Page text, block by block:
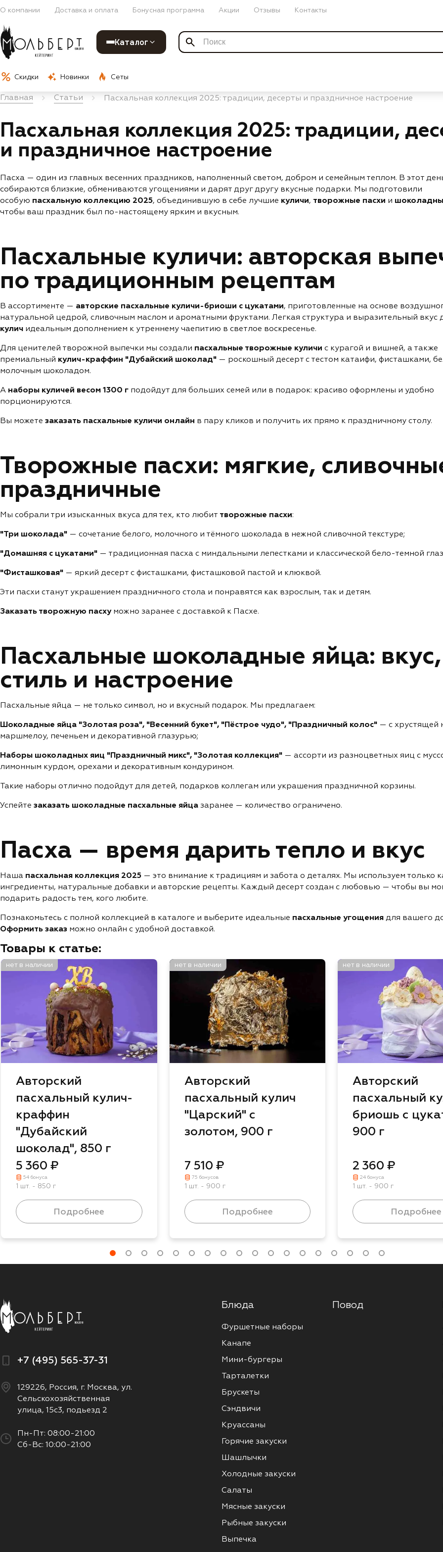
О компании Доставка и оплата Бонусная программа Акции Отзывы Контакты
Каталог
Скидки Новинки Сеты
Главная Статьи Пасхальная коллекция 2025: традиции, десерты и праздничное настроение
Пасхальная коллекция 2025: традиции,
и праздничное настроение
Пасха — один из главных весенних праздников, наполненный светом, добром и семейным теплом. В этот
собираются близкие, обмениваются угощениями и дарят друг другу вкусные подарки. Мы подготовили
особую пасхальную коллекцию 2025, объединившую в себе лучшие куличи, творожные пасхи и
чтобы ваш праздник был по-настоящему ярким и вкусным.
Пасхальные куличи: авторская
по традиционным рецептам
В ассортименте — авторские пасхальные куличи-бриоши с цукатами, приготовленные на основе
натуральной цедрой, сливочным маслом и ароматными фруктами. Легкая структура и выразительный вкус
кулич идеальным дополнением к утреннему чаепитию в светлое воскресенье.
Для ценителей творожной выпечки мы создали пасхальные творожные куличи с курагой и вишней, а также
премиальный кулич-краффин "Дубайский шоколад" — роскошный десерт с тестом катаифи, фисташками,
молочным шоколадом.
А наборы куличей весом 1300 г подойдут для больших семей или в подарок: красиво оформлены и удобно
порционируются.
Вы можете заказать пасхальные куличи онлайн в пару кликов и получить их прямо к праздничному столу.
Творожные пасхи: мягкие,
праздничные
Мы собрали три изысканных вкуса для тех, кто любит творожные пасхи:
"Три шоколада" — сочетание белого, молочного и тёмного шоколада в нежной сливочной текстуре;
"Домашняя с цукатами" — традиционная пасха с миндальными лепестками и классической бело-темной
"Фисташковая" — яркий десерт с фисташками, фисташковой пастой и клюквой.
Эти пасхи станут украшением праздничного стола и понравятся как взрослым, так и детям.
Заказать творожную пасхуможно заранее с доставкой к Пасхе.
Пасхальные шоколадные яйца: вкус,
стиль и настроение
Пасхальные яйца — не только символ, но и вкусный подарок. Мы предлагаем:
Шоколадные яйца "Золотая роза", "Весенний букет", "Пёстрое чудо", "Праздничный колос" — с хрустящей
маршмелоу, печеньем и декоративной глазурью;
Наборы шоколадных яиц "Праздничный микс", "Золотая коллекция" — ассорти из разноцветных яиц с
лимонным курдом, орехами и декоративным кондурином.
Такие наборы отлично подойдут для детей, подарков коллегам или украшения праздничной корзины.
Успейте заказать шоколадные пасхальные яйца заранее — количество ограничено.
Пасха — время дарить тепло и вкус
Наша пасхальная коллекция 2025 — это внимание к традициям и забота о деталях. Мы используем только
ингредиенты, натуральные добавки и авторские рецепты. Каждый десерт создан с любовью — чтобы вы
подарить радость тем, кого любите.
Познакомьтесь с полной коллекцией в каталоге и выберите идеальные пасхальные угощения для вашего
Оформить заказ можно онлайн с удобной доставкой.
Товары к статье:
нет в наличии
Авторский
пасхальный кулич-
краффин
"Дубайский
шоколад", 850 г
5 360 ₽
54 бонуса
1 шт. - 850 г
Подробнее
нет в наличии
Авторский
пасхальный кулич
"Царский" с
золотом, 900 г
7 510 ₽
75 бонусов
1 шт. - 900 г
Подробнее
нет в наличии
Авторский
пасхальный
бриошь с
900 г
2 360 ₽
24 бонуса
1 шт. - 900 г
Подробнее
+7 (495) 565-37-31
129226, Россия, г. Москва, ул.
Сельскохозяйственная
улица, 15с3, подьезд 2
Пн-Пт: 08:00-21:00
Сб-Вс: 10:00-21:00
Блюда
Фуршетные наборы
Канапе
Мини-бургеры
Тарталетки
Брускеты
Сэндвичи
Круассаны
Горячие закуски
Шашлычки
Холодные закуски
Салаты
Мясные закуски
Рыбные закуски
Выпечка
Повод